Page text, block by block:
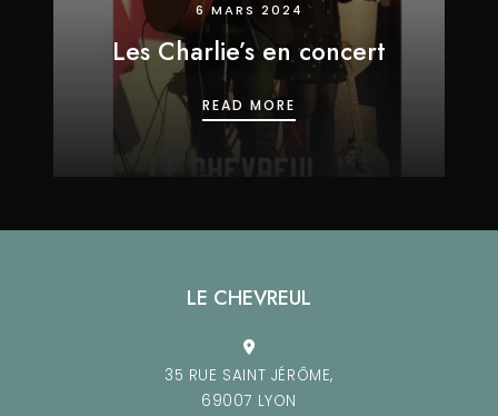
6 MARS 2024
Les Charlie’s en concert
READ MORE LES CHARLIE’S EN
LE CHEVREUL
35 RUE SAINT JÉRÔME,
69007 LYON